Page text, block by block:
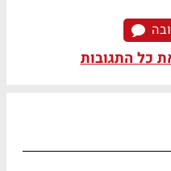
כל התגובות